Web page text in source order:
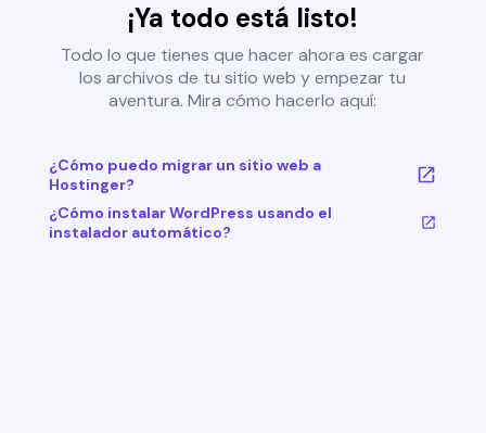
¡Ya todo está listo!
Todo lo que tienes que hacer ahora es cargar
los archivos de tu sitio web y empezar tu
aventura. Mira cómo hacerlo aquí:
¿Cómo puedo migrar un sitio web a
Hostinger?
¿Cómo instalar WordPress usando el
instalador automático?